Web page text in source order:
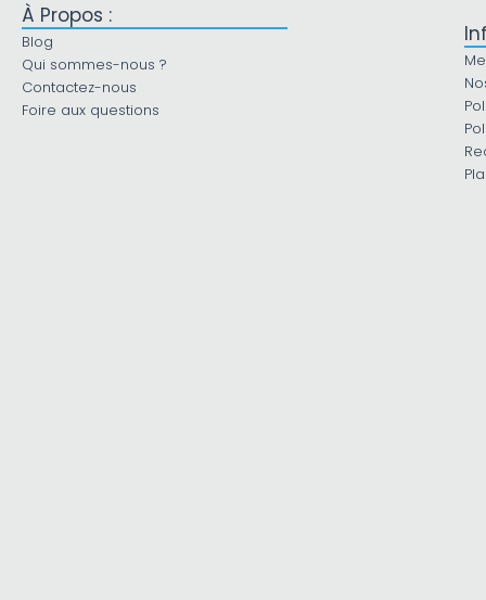
À Propos :
Blog
Qui sommes-nous ?
Contactez-nous
Foire aux questions